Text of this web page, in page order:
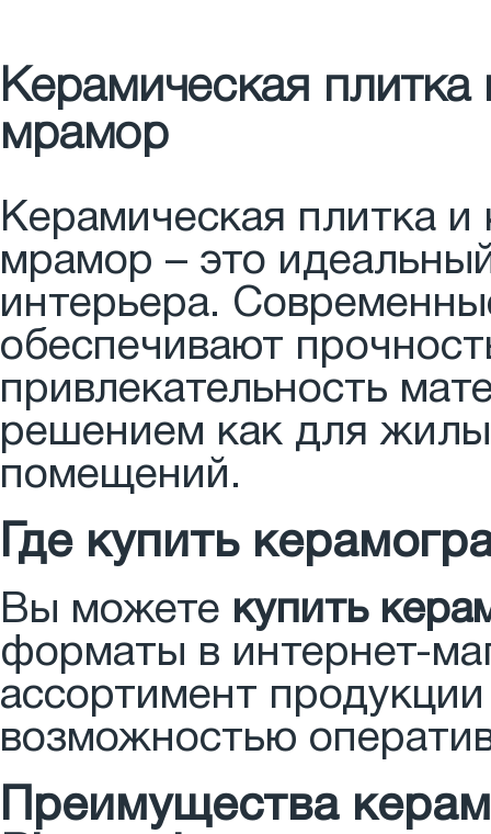
Керамическая
мрамор
Керамическая плитка
мрамор – это
интерьера.
обеспечивают
привлекательность
решением как для
помещений.
Где купить
Вы можете купить
форматы в интернет-
ассортимент
возможностью
Преимущества